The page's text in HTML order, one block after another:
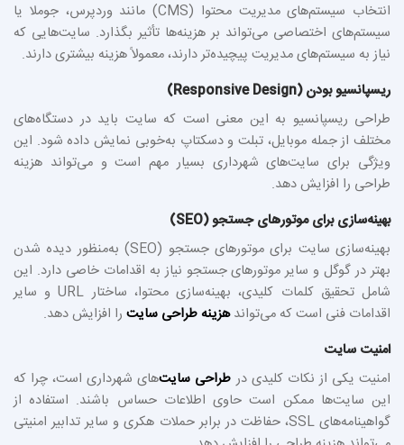
انتخاب سیستم‌های مدیریت محتوا (CMS) مانند وردپرس، جوملا یا
سیستم‌های اختصاصی می‌تواند بر هزینه‌ها تأثیر بگذارد. سایت‌هایی که
نیاز به سیستم‌های مدیریت پیچیده‌تر دارند، معمولاً هزینه بیشتری دارند.
ریسپانسیو بودن (Responsive Design)
طراحی ریسپانسیو به این معنی است که سایت باید در دستگاه‌های
مختلف از جمله موبایل، تبلت و دسکتاپ به‌خوبی نمایش داده شود. این
ویژگی برای سایت‌های شهرداری بسیار مهم است و می‌تواند هزینه
طراحی را افزایش دهد.
بهینه‌سازی برای موتورهای جستجو (SEO)
بهینه‌سازی سایت برای موتورهای جستجو (SEO) به‌منظور دیده شدن
بهتر در گوگل و سایر موتورهای جستجو نیاز به اقدامات خاصی دارد. این
شامل تحقیق کلمات کلیدی، بهینه‌سازی محتوا، ساختار URL و سایر
اقدامات فنی است که می‌تواندهزینه طراحی سایت را افزایش دهد.
امنیت سایت
امنیت یکی از نکات کلیدی در طراحی سایت‌های شهرداری است، چرا که
این سایت‌ها ممکن است حاوی اطلاعات حساس باشند. استفاده از
گواهینامه‌های SSL، حفاظت در برابر حملات هکری و سایر تدابیر امنیتی